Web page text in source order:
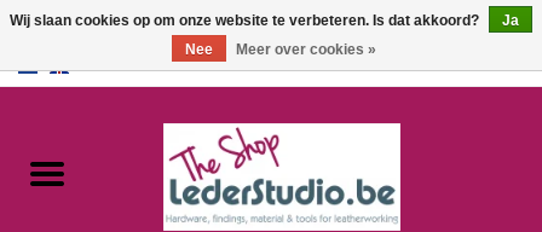
Catalogus
Wij slaan cookies op om onze website te verbeteren. Is dat akkoord?
Ja
Nee
Meer over cookies »